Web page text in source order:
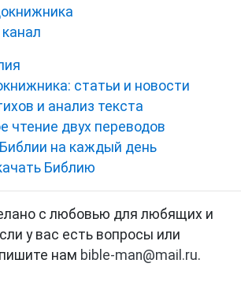
статьи и новости
и анализ текста
чтение двух переводов
на каждый день
Библию
с любовью для любящих и
у вас есть вопросы или
нам bible-man@mail.ru.